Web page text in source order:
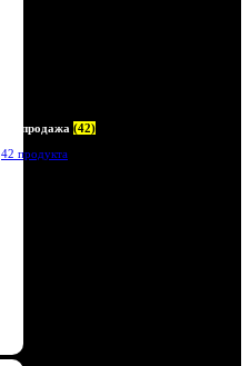
Распродажа (42)
42 продукта